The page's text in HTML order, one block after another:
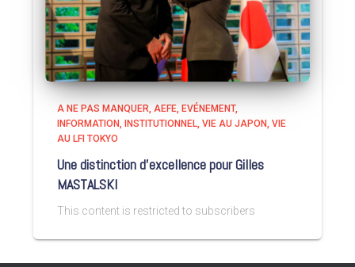
A NE PAS MANQUER AEFE EVÉNEMENT
INFORMATION
INSTITUTIONNEL VIE AU JAPON VIE
AU LFI TOKYO
Une distinction d’excellence pour Gilles
MASTALSKI
This content is restricted to subscribers